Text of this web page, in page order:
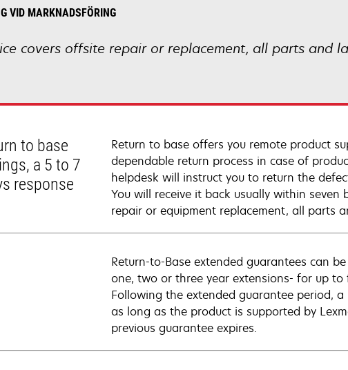
VID MARKNADSFÖRING
covers offsite repair or replacement, all parts and
to base
a 5 to 7
response
Return to base offers you remote product
dependable return process in case of
helpdesk will instruct you to return the
You will receive it back usually within seven
repair or equipment replacement, all parts
Return-to-Base extended guarantees can
one, two or three year extensions- for up
Following the extended guarantee period,
as long as the product is supported by
previous guarantee expires.